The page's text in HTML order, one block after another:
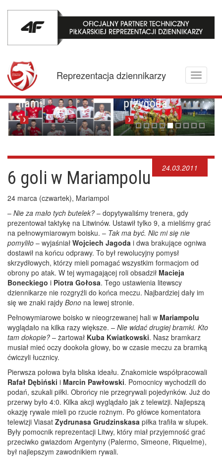
Toggle
Reprezentacja dziennikarzy
Zagrajcie z
nami!
czyli
amerykańska
przygoda
24.03.2011
6 goli w Mariampolu
24 marca (czwartek), Mariampol
– Nie za mało tych butelek? – dopytywaliśmy trenera, gdy
prezentował taktykę na Litwinów. Ustawił tylko 9, a mieliśmy grać
na pełnowymiarowym boisku. – Tak ma być. Nic mi się nie
pomyliło – wyjaśniał Wojciech Jagoda i dwa brakujące ogniwa
dostawił na końcu odprawy. To był rewolucyjny pomysł
skrzydłowych, którzy mieli pomagać wszystkim formacjom od
obrony po atak. W tej wymagającej roli obsadził Macieja
Boneckiego i Piotra Gołosa. Tego ustawienia litewscy
dziennikarze nie rozgryźli do końca meczu. Najbardziej dały im
się we znaki rajdy Bono na lewej stronie.
Pełnowymiarowe boisko w nieogrzewanej hali w Mariampolu
wyglądało na kilka razy większe. – Nie widać drugiej bramki. Kto
tam dokopie? – żartował Kuba Kwiatkowski. Nasz bramkarz
musiał mieć oczy dookoła głowy, bo w czasie meczu za bramką
ćwiczyli łucznicy.
Pierwsza połowa była bliska ideału. Znakomicie współpracowali
Rafał Dębiński i Marcin Pawłowski. Pomocnicy wychodzili do
podań, szukali piłki. Obrońcy nie przegrywali pojedynków. Już do
przerwy było 4:0. Kilka akcji wyglądało jak z telewizji. Najlepszą
okazję rywale mieli po rzucie rożnym. Po główce komentatora
telewizji Viasat Zydrunasa Grudzinskasa piłka trafiła w słupek.
Były pomocnik reprezentacji Litwy, który miał przyjemność grać
przeciwko gwiazdom Argentyny (Palermo, Simeone, Riquelme),
był najlepszym zawodnikiem rywali.